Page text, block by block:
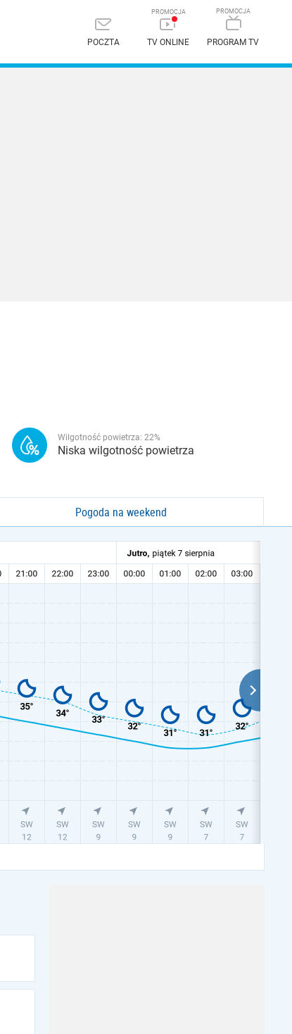
POCZTA TV ONLINE PROGRAM TV
Wilgotność powietrza: 22%
Niska wilgotność powietrza
Pogoda na weekend